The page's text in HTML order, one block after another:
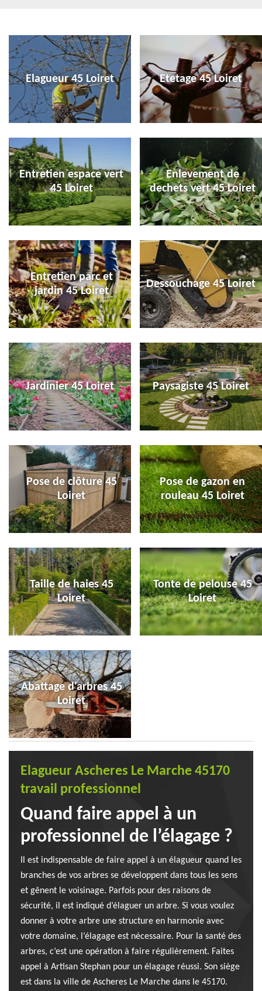
Elagueur 45 Loiret Etetage 45 Loiret
Entretien espace vert
45 Loiret
Enlevement de
dechets vert 45 Loiret
Entretien parc et
jardin 45 Loiret
Dessouchage 45 Loiret
Jardinier 45 Loiret Paysagiste 45 Loiret
Pose de clôture 45
Loiret
Pose de gazon en
rouleau 45 Loiret
Taille de haies 45
Loiret
Tonte de pelouse 45
Loiret
Abattage d'arbres 45
Loiret
Elagueur Ascheres Le Marche 45170
travail professionnel
Quand faire appel à un
professionnel de l’élagage ?
Il est indispensable de faire appel à un élagueur quand les
branches de vos arbres se développent dans tous les sens
et gênent le voisinage. Parfois pour des raisons de
sécurité, il est indiqué d’élaguer un arbre. Si vous voulez
donner à votre arbre une structure en harmonie avec
votre domaine, l’élagage est nécessaire. Pour la santé des
arbres, c’est une opération à faire régulièrement. Faites
appel à Artisan Stephan pour un élagage réussi. Son siège
est dans la ville de Ascheres Le Marche dans le 45170.